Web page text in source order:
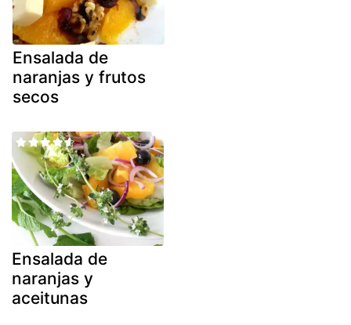
Ensalada de
naranjas y frutos
secos
Ensalada de
naranjas y
aceitunas